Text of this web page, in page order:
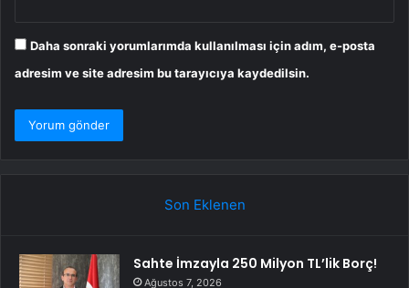
Daha sonraki yorumlarımda kullanılması için adım, e-posta
adresim ve site adresim bu tarayıcıya kaydedilsin.
Son Eklenen
Sahte İmzayla 250 Milyon TL’lik Borç!
Ağustos 7, 2026